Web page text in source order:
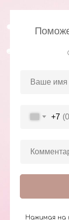
+7
Нажимая на